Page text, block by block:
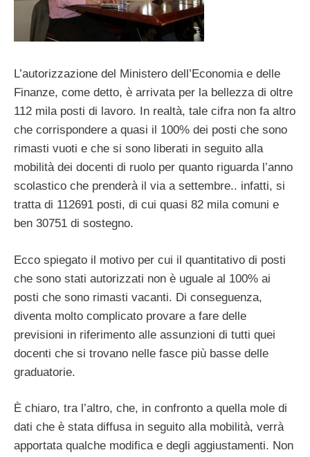
L’autorizzazione del Ministero dell’Economia e delle
Finanze, come detto, è arrivata per la bellezza di oltre
112 mila posti di lavoro. In realtà, tale cifra non fa altro
che corrispondere a quasi il 100% dei posti che sono
rimasti vuoti e che si sono liberati in seguito alla
mobilità dei docenti di ruolo per quanto riguarda l’anno
scolastico che prenderà il via a settembre.. infatti, si
tratta di 112691 posti, di cui quasi 82 mila comuni e
ben 30751 di sostegno.
Ecco spiegato il motivo per cui il quantitativo di posti
che sono stati autorizzati non è uguale al 100% ai
posti che sono rimasti vacanti. Di conseguenza,
diventa molto complicato provare a fare delle
previsioni in riferimento alle assunzioni di tutti quei
docenti che si trovano nelle fasce più basse delle
graduatorie.
È chiaro, tra l’altro, che, in confronto a quella mole di
dati che è stata diffusa in seguito alla mobilità, verrà
apportata qualche modifica e degli aggiustamenti. Non